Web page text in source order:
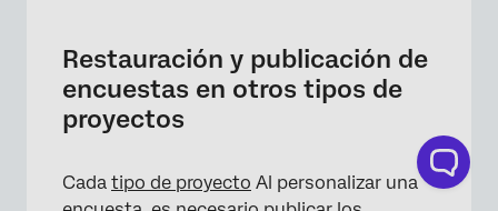
Restauración y publicación de
encuestas en otros tipos de
proyectos
Cada tipo de proyecto Al personalizar una